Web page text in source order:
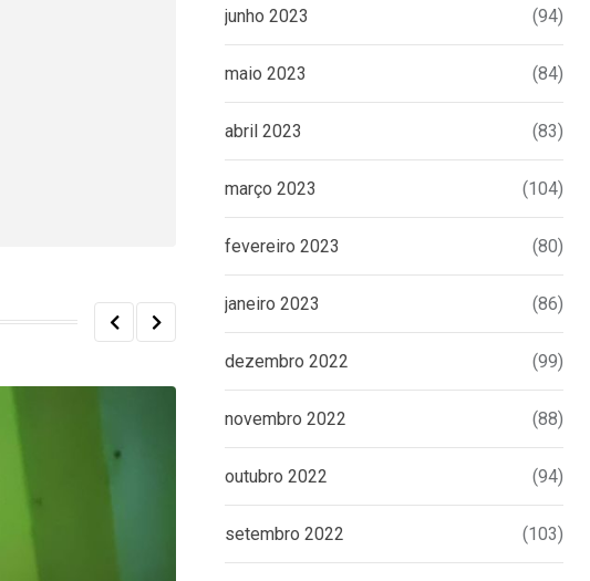
junho 2023 (94)
maio 2023 (84)
abril 2023 (83)
março 2023 (104)
fevereiro 2023 (80)
janeiro 2023 (86)
dezembro 2022 (99)
novembro 2022 (88)
outubro 2022 (94)
setembro 2022 (103)